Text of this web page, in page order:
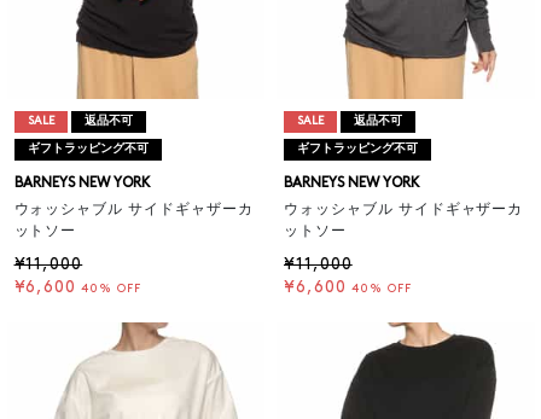
SALE 返品不可
ギフトラッピング不可
BARNEYS NEW YORK
ウォッシャブル サイドギャザーカ
ットソー
¥11,000
¥6,600 40% OFF
SALE 返品不可
ギフトラッピング不可
BARNEYS NEW YORK
ウォッシャブル サイドギャザーカ
ットソー
¥11,000
¥6,600 40% OFF